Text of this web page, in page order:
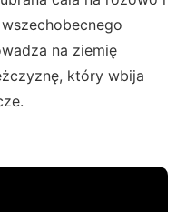
na ziemię
który wbija